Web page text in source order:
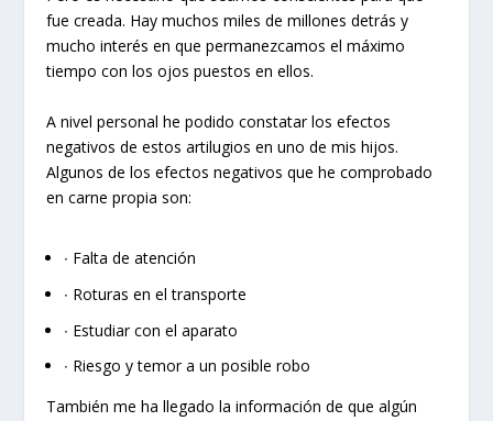
fue creada. Hay muchos miles de millones detrás y
mucho interés en que permanezcamos el máximo
tiempo con los ojos puestos en ellos.
A nivel personal he podido constatar los efectos
negativos de estos artilugios en uno de mis hijos.
Algunos de los efectos negativos que he comprobado
en carne propia son:
∙ Falta de atención
∙ Roturas en el transporte
∙ Estudiar con el aparato
∙ Riesgo y temor a un posible robo
También me ha llegado la información de que algún